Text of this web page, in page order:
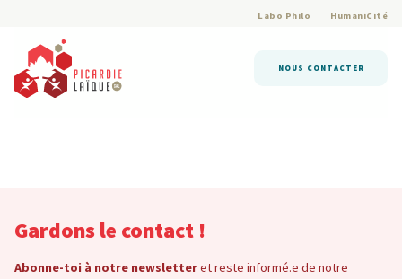
Labo Philo HumaniCité
NOUS CONTACTER
Gardons le contact !
Abonne-toi à notre newsletteret reste informé.e de notre